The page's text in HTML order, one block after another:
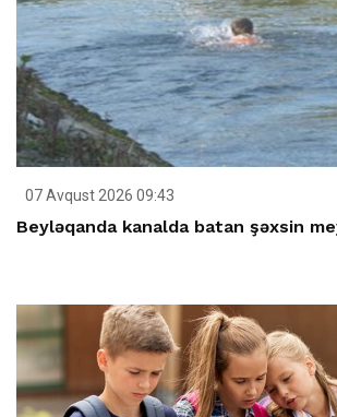
07 Avqust 2026 09:43
Beyləqanda kanalda batan şəxsin